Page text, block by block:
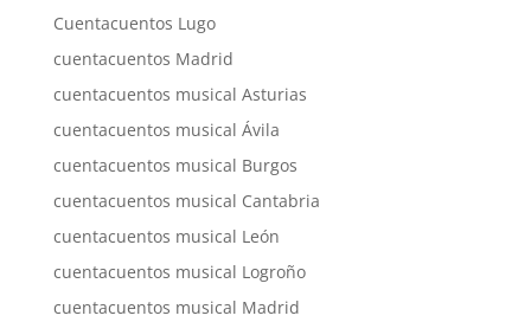
Cuentacuentos Lugo
cuentacuentos Madrid
cuentacuentos musical Asturias
cuentacuentos musical Ávila
cuentacuentos musical Burgos
cuentacuentos musical Cantabria
cuentacuentos musical León
cuentacuentos musical Logroño
cuentacuentos musical Madrid